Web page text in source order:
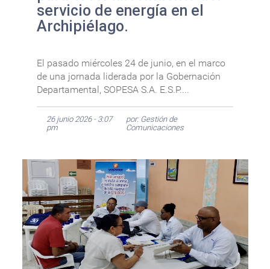
servicio de energía en el
Archipiélago.
El pasado miércoles 24 de junio, en el marco
de una jornada liderada por la Gobernación
Departamental, SOPESA S.A. E.S.P....
26 junio 2026 - 3:07
pm
por: Gestión de
Comunicaciones